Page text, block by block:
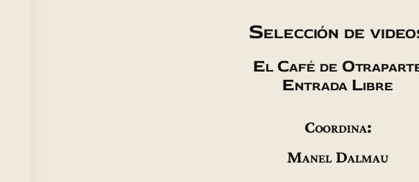
Selección de
El Café de
Entrada Libre
Coordina:
Manel Dalmau